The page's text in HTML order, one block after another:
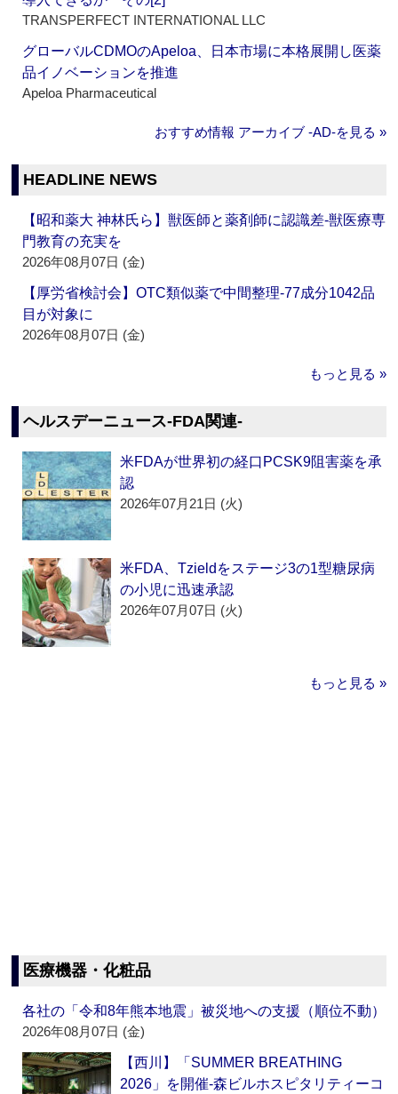
TRANSPERFECT INTERNATIONAL LLC
グローバルCDMOのApeloa、日本市場に本格展開し医薬
品イノベーションを推進
Apeloa Pharmaceutical
おすすめ情報 アーカイブ ‐AD‐を見る »
HEADLINE NEWS
【昭和薬大 神林氏ら】獣医師と薬剤師に認識差‐獣医療専
門教育の充実を
2026年08月07日 (金)
【厚労省検討会】OTC類似薬で中間整理‐77成分1042品
目が対象に
2026年08月07日 (金)
もっと見る »
ヘルスデーニュース‐FDA関連‐
米FDAが世界初の経口PCSK9阻害薬を承
認
2026年07月21日 (火)
米FDA、Tzieldをステージ3の1型糖尿病
の小児に迅速承認
2026年07月07日 (火)
もっと見る »
医療機器・化粧品
各社の「令和8年熊本地震」被災地への支援（順位不動）
2026年08月07日 (金)
【西川】「SUMMER BREATHING
2026」を開催‐森ビルホスピタリティーコ